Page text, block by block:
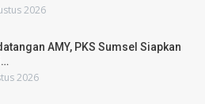
2026
AMY, PKS Sumsel Siapkan
2026